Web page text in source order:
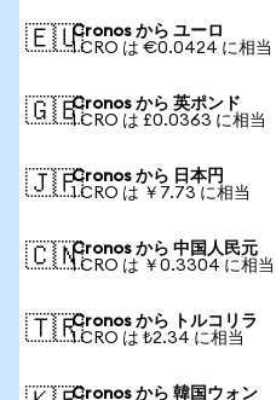
🇪🇺Cronos から ユーロ
1 CRO は €0.0424 に相当
🇬🇧Cronos から 英ポンド
1 CRO は £0.0363 に相当
🇯🇵Cronos から 日本円
1 CRO は ￥7.73 に相当
🇨🇳Cronos から 中国人民元
1 CRO は ￥0.3304 に相当
🇹🇷Cronos から トルコリラ
1 CRO は ₺2.34 に相当
Cronos から 韓国ウォン